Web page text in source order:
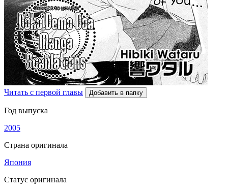
Читать с первой главы Добавить в папку
Год выпуска
2005
Страна оригинала
Япония
Статус оригинала